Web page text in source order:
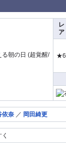
レ
ア
★6
依奈 ／ 岡田綺更